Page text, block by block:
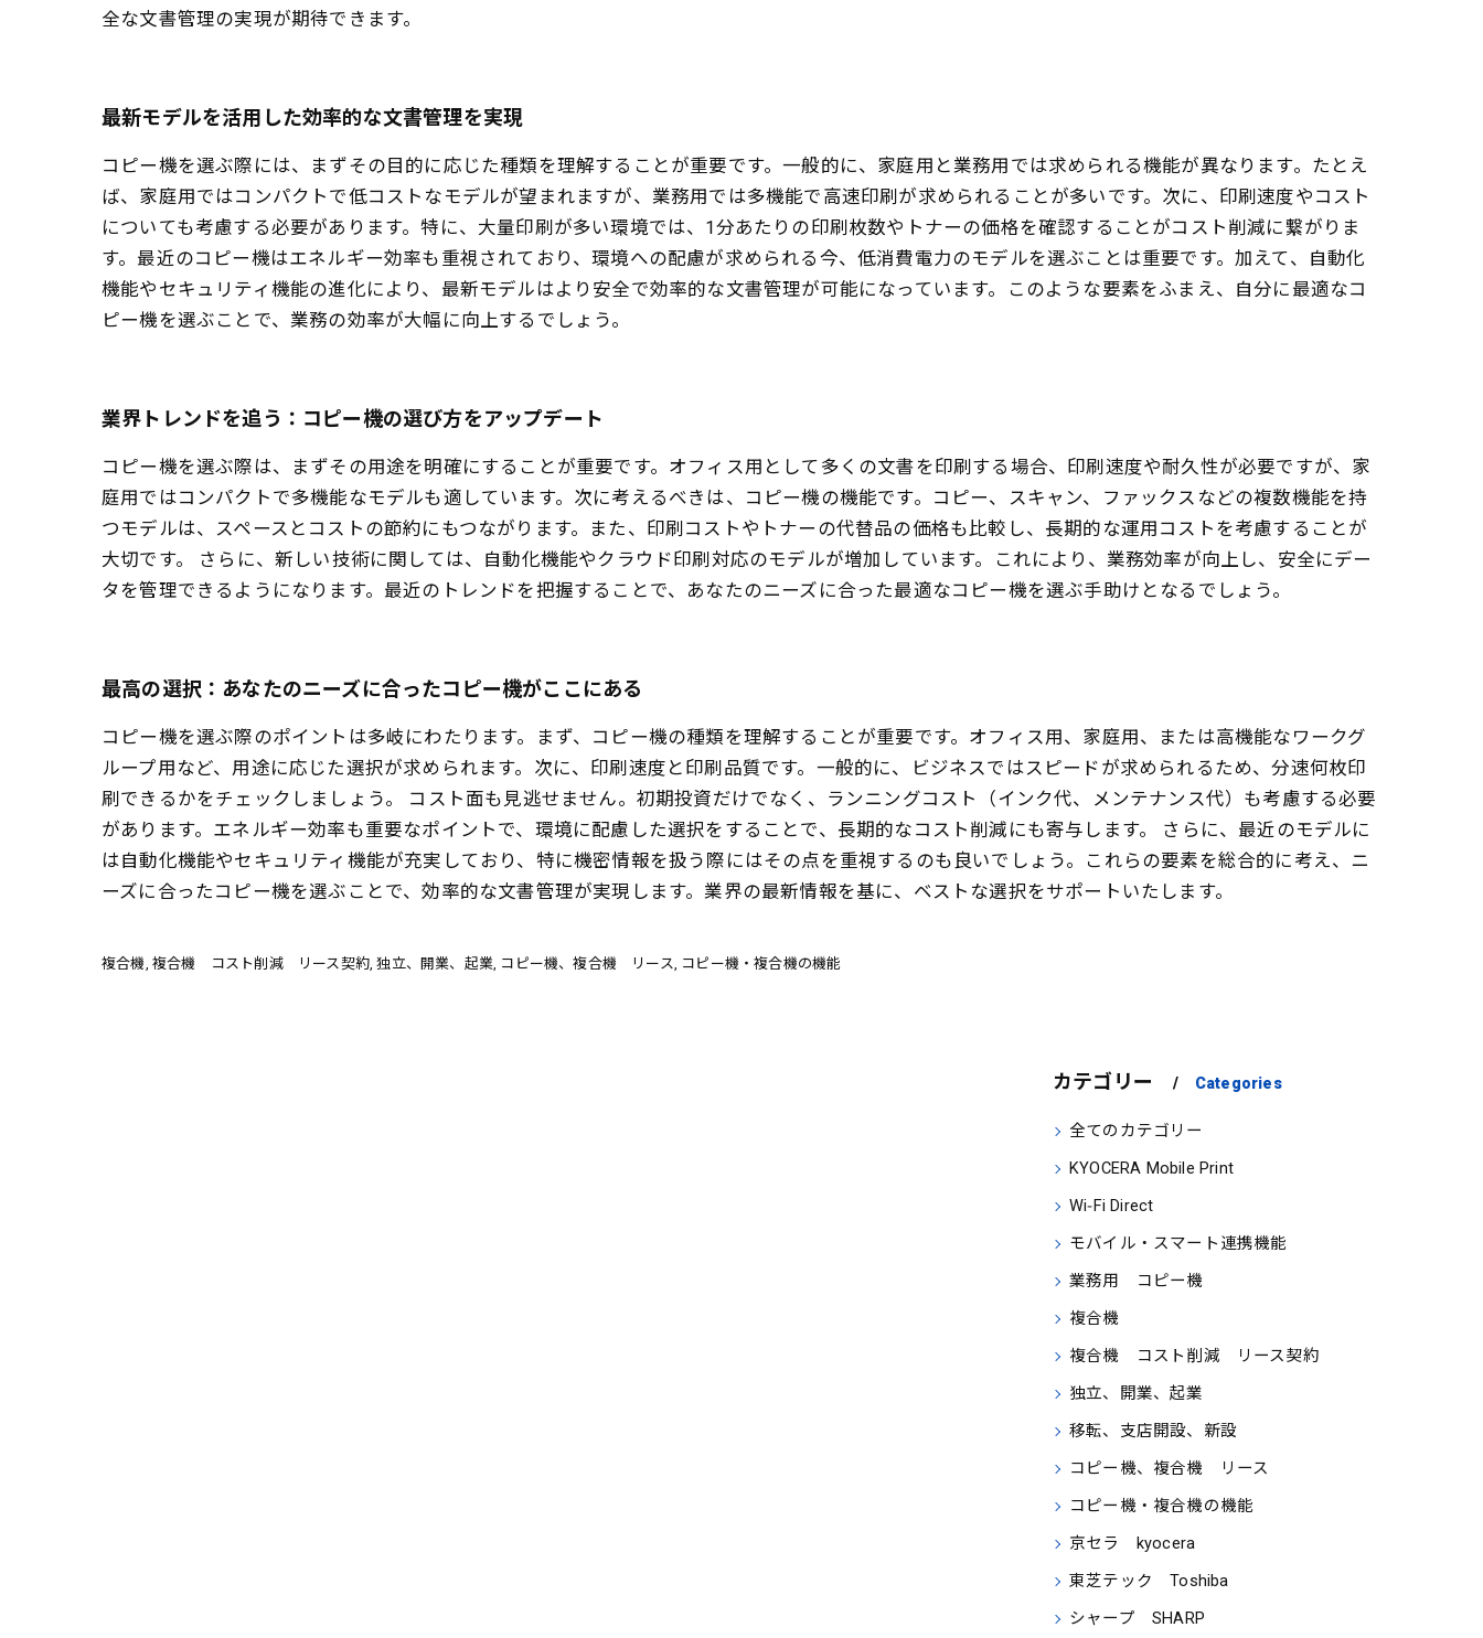
全な文書管理の実現が期待できます。
最新モデルを活用した効率的な文書管理を実現
コピー機を選ぶ際には、まずその目的に応じた種類を理解することが重要です。一般的に、家庭用と業務用では求められる機能が異なります。たとえ
ば、家庭用ではコンパクトで低コストなモデルが望まれますが、業務用では多機能で高速印刷が求められることが多いです。次に、印刷速度やコスト
についても考慮する必要があります。特に、大量印刷が多い環境では、1分あたりの印刷枚数やトナーの価格を確認することがコスト削減に繋がりま
す。最近のコピー機はエネルギー効率も重視されており、環境への配慮が求められる今、低消費電力のモデルを選ぶことは重要です。加えて、自動化
機能やセキュリティ機能の進化により、最新モデルはより安全で効率的な文書管理が可能になっています。このような要素をふまえ、自分に最適なコ
ピー機を選ぶことで、業務の効率が大幅に向上するでしょう。
業界トレンドを追う：コピー機の選び方をアップデート
コピー機を選ぶ際は、まずその用途を明確にすることが重要です。オフィス用として多くの文書を印刷する場合、印刷速度や耐久性が必要ですが、家
庭用ではコンパクトで多機能なモデルも適しています。次に考えるべきは、コピー機の機能です。コピー、スキャン、ファックスなどの複数機能を持
つモデルは、スペースとコストの節約にもつながります。また、印刷コストやトナーの代替品の価格も比較し、長期的な運用コストを考慮することが
大切です。 さらに、新しい技術に関しては、自動化機能やクラウド印刷対応のモデルが増加しています。これにより、業務効率が向上し、安全にデー
タを管理できるようになります。最近のトレンドを把握することで、あなたのニーズに合った最適なコピー機を選ぶ手助けとなるでしょう。
最高の選択：あなたのニーズに合ったコピー機がここにある
コピー機を選ぶ際のポイントは多岐にわたります。まず、コピー機の種類を理解することが重要です。オフィス用、家庭用、または高機能なワークグ
ループ用など、用途に応じた選択が求められます。次に、印刷速度と印刷品質です。一般的に、ビジネスではスピードが求められるため、分速何枚印
刷できるかをチェックしましょう。 コスト面も見逃せません。初期投資だけでなく、ランニングコスト（インク代、メンテナンス代）も考慮する必要
があります。エネルギー効率も重要なポイントで、環境に配慮した選択をすることで、長期的なコスト削減にも寄与します。 さらに、最近のモデルに
は自動化機能やセキュリティ機能が充実しており、特に機密情報を扱う際にはその点を重視するのも良いでしょう。これらの要素を総合的に考え、ニ
ーズに合ったコピー機を選ぶことで、効率的な文書管理が実現します。業界の最新情報を基に、ベストな選択をサポートいたします。
複合機 複合機 コスト削減 リース契約 独立、開業、起業 コピー機、複合機 リース コピー機・複合機の機能
カテゴリー Categories
全てのカテゴリー
KYOCERA Mobile Print
Wi‑Fi Direct
モバイル・スマート連携機能
業務用 コピー機
複合機
複合機 コスト削減 リース契約
独立、開業、起業
移転、支店開設、新設
コピー機、複合機 リース
コピー機・複合機の機能
京セラ kyocera
東芝テック Toshiba
シャープ SHARP